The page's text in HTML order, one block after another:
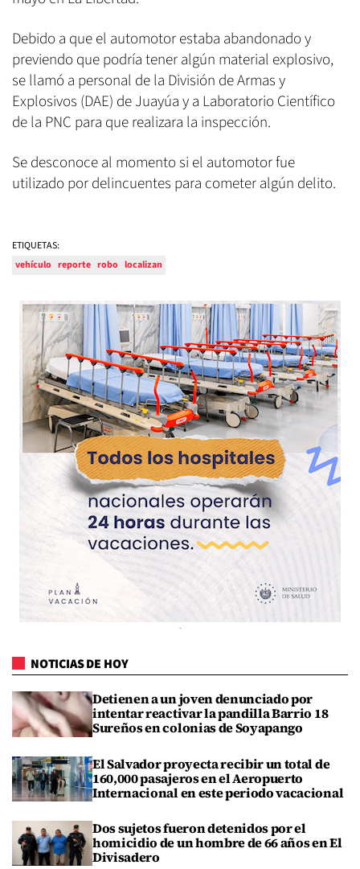
Debido a que el automotor estaba abandonado y
previendo que podría tener algún material explosivo,
se llamó a personal de la División de Armas y
Explosivos (DAE) de Juayúa y a Laboratorio Científico
de la PNC para que realizara la inspección.
Se desconoce al momento si el automotor fue
utilizado por delincuentes para cometer algún delito.
ETIQUETAS:
vehículo reporte robo localizan
NOTICIAS DE HOY
Detienen a un joven denunciado por
intentar reactivar la pandilla Barrio 18
Sureños en colonias de Soyapango
El Salvador proyecta recibir un total de
160,000 pasajeros en el Aeropuerto
Internacional en este periodo vacacional
Dos sujetos fueron detenidos por el
homicidio de un hombre de 66 años en El
Divisadero